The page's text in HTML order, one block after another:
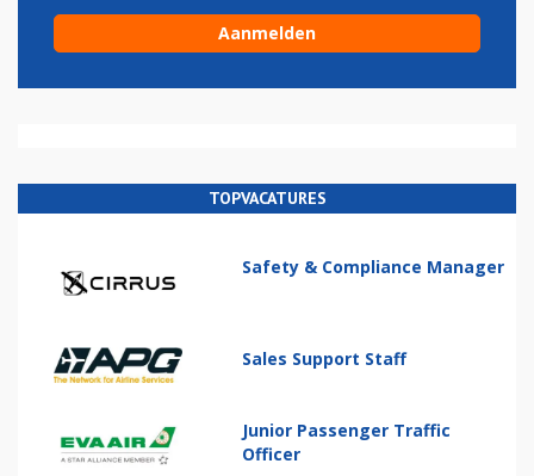
TOPVACATURES
Safety & Compliance Manager
Sales Support Staff
Junior Passenger Traffic
Officer